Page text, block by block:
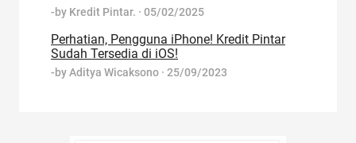
-by Kredit Pintar. · 05/02/2025
Perhatian, Pengguna iPhone! Kredit Pintar
Sudah Tersedia di iOS!
-byAditya Wicaksono · 25/09/2023